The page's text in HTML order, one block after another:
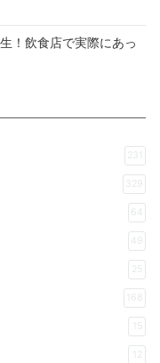
！飲食店で実際にあっ
231
329
64
49
25
168
15
12